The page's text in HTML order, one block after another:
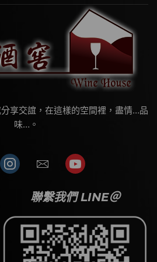
享交誼，在這樣的空間裡，盡情…品
味…。
聯繫我們 LINE＠